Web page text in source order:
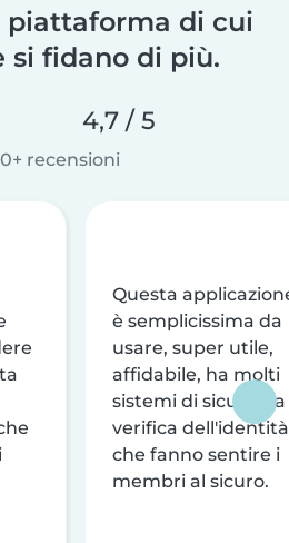
piattaforma di cui
si fidano di più.
4,7 / 5
recensioni
Questa
è semplicissima da
usare, super utile,
affidabile, ha molti
sistemi di sicurezza
verifica dell'identità
che fanno sentire i
membri al sicuro.